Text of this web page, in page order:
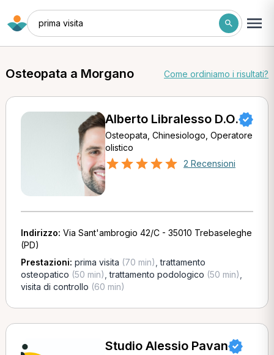
prima visita
Osteopata a Morgano Come ordiniamo i risultati?
Alberto Libralesso D.O.
Osteopata, Chinesiologo, Operatore
olistico
2 Recensioni
Indirizzo: Via Sant'ambrogio 42/C - 35010 Trebaseleghe
(PD)
Prestazioni: prima visita (70 min) ,trattamento
osteopatico (50 min) ,trattamento podologico (50 min)
visita di controllo (60 min)
Studio Alessio Pavan